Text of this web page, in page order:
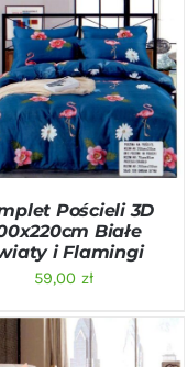
DO KOSZYKA
/
Pościeli 3D
Białe
i Flamingi
59,00 zł